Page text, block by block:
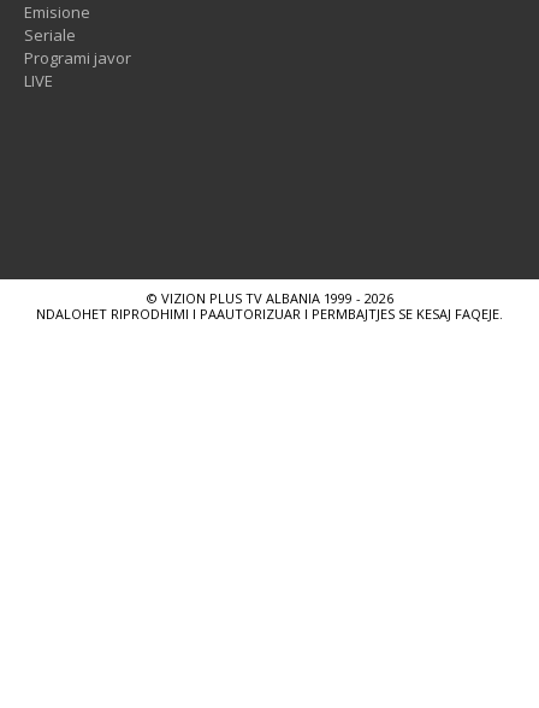
Emisione
Seriale
Programi javor
LIVE
© VIZION PLUS TV ALBANIA 1999 - 2026
NDALOHET RIPRODHIMI I PAAUTORIZUAR I PERMBAJTJES SE KESAJ FAQEJE.